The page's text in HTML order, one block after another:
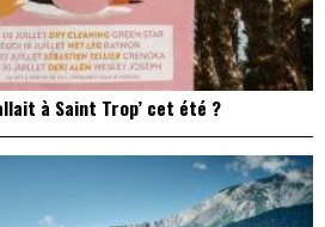
à Saint Trop’ cet été ?